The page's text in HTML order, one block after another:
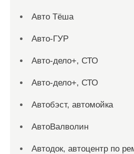
Авто Тёша
Авто-ГУР
Авто-дело+, СТО
Авто-дело+, СТО
Автобэст, автомойка
АвтоВалволин
Автодок, автоцентр по